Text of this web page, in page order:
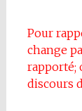
Pour
change
rapporté;
discours